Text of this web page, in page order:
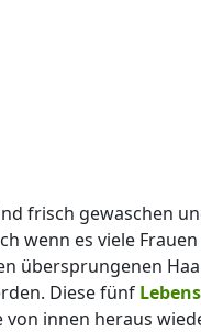
frisch gewaschen
wenn es viele
übersprungenen
Diese fünf
innen heraus